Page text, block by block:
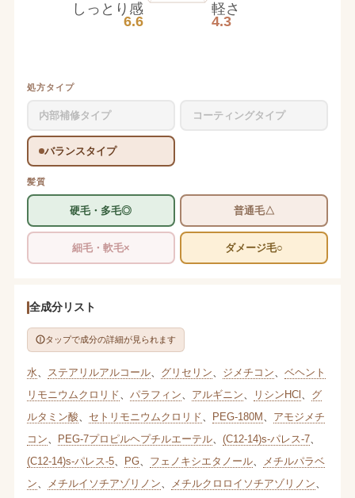
軽さ
4.3
しっとり感
6.6
処方タイプ
内部補修タイプ コーティングタイプ
バランスタイプ
髪質
硬毛・多毛◎ 普通毛△
細毛・軟毛× ダメージ毛○
全成分リスト
タップで成分の詳細が見られます
水 ステアリルアルコール、 グリセリン ジメチコン
ベヘント
リモニウムクロリド
パラフィン アルギニン リシンHCl
グ
ルタミン酸
セトリモニウムクロリド PEG-180M
アモジメチ
コン
PEG-7プロピルヘプチルエーテル、 (C12-14)s-パレス-7、
(C12-14)s-パレス-5、 PG、 フェノキシエタノール、
メチルパラベ
ン
メチルイソチアゾリノン メチルクロロイソチアゾリノン